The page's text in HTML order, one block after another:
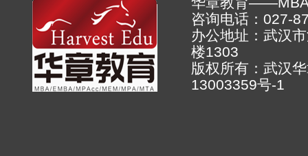
咨询电话：027-
办公地址：武汉
楼
版权所有：武汉
13003359号-1